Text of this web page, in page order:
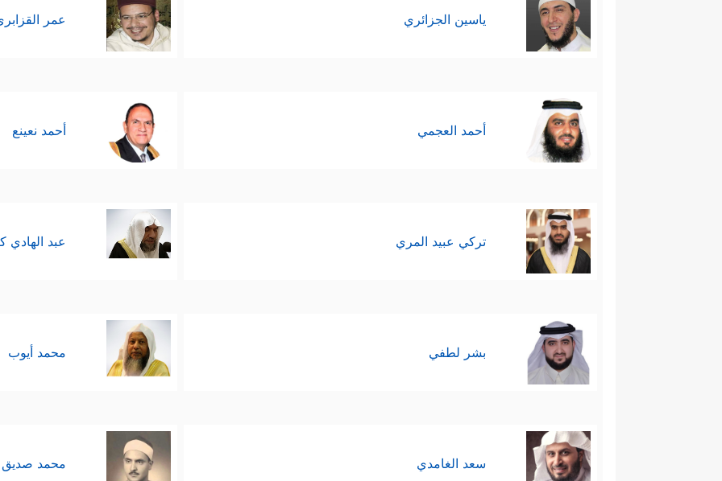
ياسين الجزائري عمر
أحمد العجمي أحمد نعينع
تركي عبيد المري عبد الهادي
بشر لطفي محمد أيوب
سعد الغامدي محمد صديق